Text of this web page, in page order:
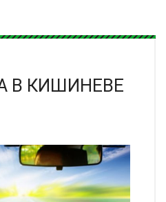
В КИШИНЕВЕ